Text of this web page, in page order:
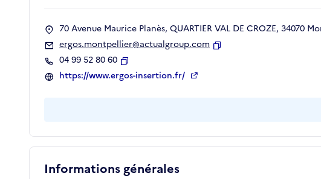
Informations générales
70 Avenue Maurice Planès, QUARTIER VAL DE CROZE, 34070
ergos.montpellier@actualgroup.com
04 99 52 80 60
Copier
https://www.ergos-insertion.fr/